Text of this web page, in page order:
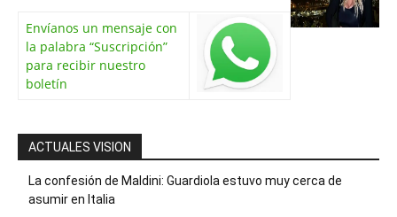
Envíanos un mensaje con
la palabra “Suscripción”
para recibir nuestro
boletín
ACTUALES VISION
La confesión de Maldini: Guardiola estuvo muy cerca de
asumir en Italia